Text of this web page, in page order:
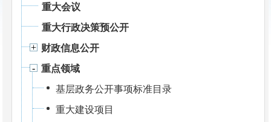
重大会议
重大行政决策预公开
财政信息公开
重点领域
基层政务公开事项标准目录
重大建设项目